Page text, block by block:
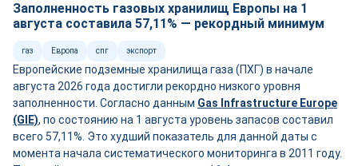
Заполненность газовых хранилищ Европы на 1
августа составила 57,11% — рекордный минимум
газ Европа спг экспорт
Европейские подземные хранилища газа (ПХГ) в начале
августа 2026 года достигли рекордно низкого уровня
заполненности. Согласно данным Gas Infrastructure Europe
(GIE), по состоянию на 1 августа уровень запасов составил
всего 57,11%. Это худший показатель для данной даты с
момента начала систематического мониторинга в 2011 году.